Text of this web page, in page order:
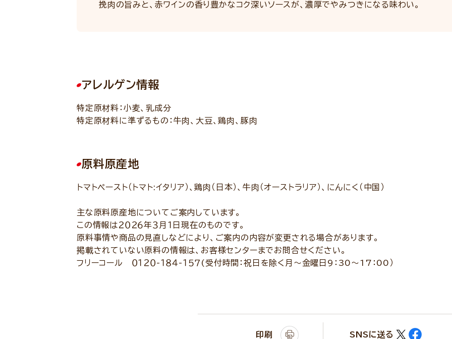
挽肉の旨みと、赤ワインの香り豊かなコク深いソースが、濃厚でやみつきになる味わい。
アレルゲン情報
特定原材料：小麦、乳成分
特定原材料に準ずるもの：牛肉、大豆、鶏肉、豚肉
原料原産地
トマトペースト（トマト:イタリア）、鶏肉（日本）、牛肉（オーストラリア）、にんにく（中国）
主な原料原産地についてご案内しています。
この情報は２０２６年３月１日現在のものです。
原料事情や商品の見直しなどにより、ご案内の内容が変更される場合があります。
掲載されていない原料の情報は、お客様センターまでお問合せください。
フリーコール ０１２０-１８４-１５７(受付時間：祝日を除く月～金曜日9：30～17：00）
印刷 SNSに送る